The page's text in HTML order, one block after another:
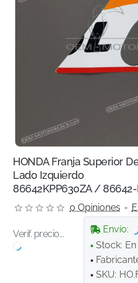
HONDA Franja Superior
Lado Izquierdo
86642KPP630ZA /
0 Opiniones -
Verif. precio...
Envío:
Stock:
SKU: